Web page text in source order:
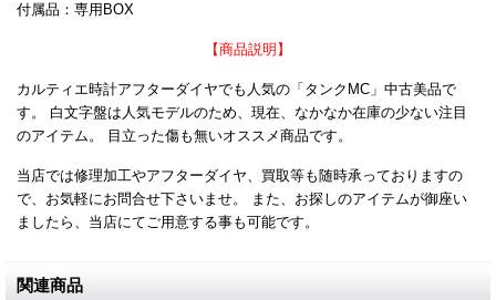
付属品：専用BOX
【商品説明】
カルティエ時計アフターダイヤでも人気の「タンクMC」中古美品で
す。 白文字盤は人気モデルのため、現在、なかなか在庫の少ない注目
のアイテム。 目立った傷も無いオススメ商品です。
当店では修理加工やアフターダイヤ、買取等も随時承っておりますの
で、お気軽にお問合せ下さいませ。 また、お探しのアイテムが御座い
ましたら、当店にてご用意する事も可能です。
関連商品